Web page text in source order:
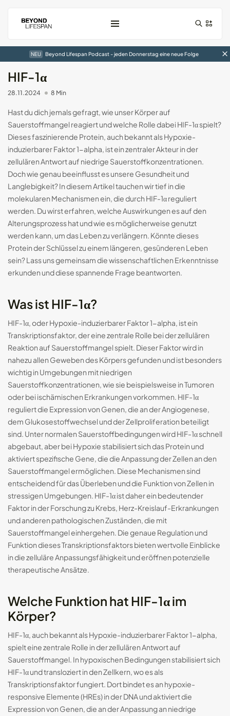
NEU Beyond Lifespan Podcast - jeden Donnerstag eine neue Folge
Der RingConn Gen1 Smart-Ring im...
01.01.2025 7 Min
Der Circular Slim Ring im...
05.10.2024 10 Min
Smart-Ringe: Die Zukunft des
tragbaren...
29.08.2024 17 Min
HIF-1α
28.11.2024 8 Min
Hast du dich jemals gefragt, wie unser Körper auf
Sauerstoffmangel reagiert und welche Rolle dabei HIF-1α spielt?
Dieses faszinierende Protein, auch bekannt als Hypoxie-
induzierbarer Faktor 1-alpha, ist ein zentraler Akteur in der
zellulären Antwort auf niedrige Sauerstoffkonzentrationen.
Doch wie genau beeinflusst es unsere Gesundheit und
Langlebigkeit? In diesem Artikel tauchen wir tief in die
molekularen Mechanismen ein, die durch HIF-1α reguliert
werden. Du wirst erfahren, welche Auswirkungen es auf den
Alterungsprozess hat und wie es möglicherweise genutzt
werden kann, um das Leben zu verlängern. Könnte dieses
Protein der Schlüssel zu einem längeren, gesünderen Leben
sein? Lass uns gemeinsam die wissenschaftlichen Erkenntnisse
erkunden und diese spannende Frage beantworten.
Was ist HIF-1α?
HIF-1α, oder Hypoxie-induzierbarer Faktor 1-alpha, ist ein
Transkriptionsfaktor, der eine zentrale Rolle bei der zellulären
Reaktion auf Sauerstoffmangel spielt. Dieser Faktor wird in
nahezu allen Geweben des Körpers gefunden und ist besonders
wichtig in Umgebungen mit niedrigen
Sauerstoffkonzentrationen, wie sie beispielsweise in Tumoren
oder bei ischämischen Erkrankungen vorkommen. HIF-1α
reguliert die Expression von Genen, die an der Angiogenese,
dem Glukosestoffwechsel und der Zellproliferation beteiligt
sind. Unter normalen Sauerstoffbedingungen wird HIF-1α schnell
abgebaut, aber bei Hypoxie stabilisiert sich das Protein und
aktiviert spezifische Gene, die die Anpassung der Zellen an den
Sauerstoffmangel ermöglichen. Diese Mechanismen sind
entscheidend für das Überleben und die Funktion von Zellen in
stressigen Umgebungen. HIF-1α ist daher ein bedeutender
Faktor in der Forschung zu Krebs, Herz-Kreislauf-Erkrankungen
und anderen pathologischen Zuständen, die mit
Sauerstoffmangel einhergehen. Die genaue Regulation und
Funktion dieses Transkriptionsfaktors bieten wertvolle Einblicke
in die zelluläre Anpassungsfähigkeit und eröffnen potenzielle
therapeutische Ansätze.
Welche Funktion hat HIF-1α im
Körper?
HIF-1α, auch bekannt als Hypoxie-induzierbarer Faktor 1-alpha,
spielt eine zentrale Rolle in der zellulären Antwort auf
Sauerstoffmangel. In hypoxischen Bedingungen stabilisiert sich
HIF-1α und transloziert in den Zellkern, wo es als
Transkriptionsfaktor fungiert. Dort bindet es an hypoxie-
responsive Elemente (HREs) in der DNA und aktiviert die
Expression von Genen, die an der Anpassung an niedrige